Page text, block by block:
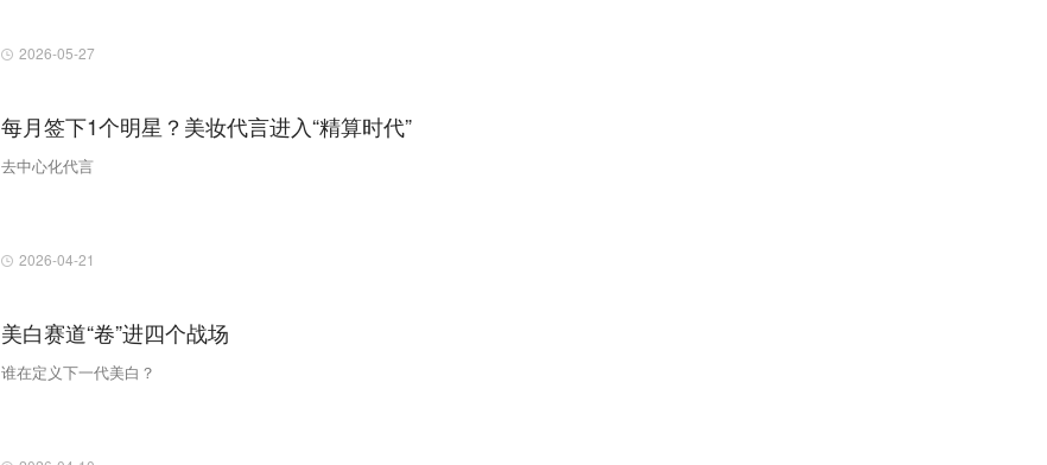
2026-05-27
每月签下1个明星？美妆代言进入“精算时代”
去中心化代言
2026-04-21
美白赛道“卷”进四个战场
谁在定义下一代美白？